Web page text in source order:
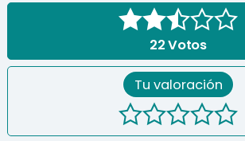
22Votos
Tu valoración